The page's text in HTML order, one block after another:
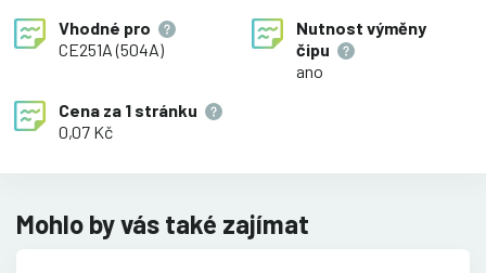
Vhodné pro
CE251A (504A)
Nutnost výměny
čipu
ano
Cena za 1 stránku
0,07 Kč
Mohlo by vás také zajímat